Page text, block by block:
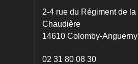
2-4 rue du Régiment de la
Chaudière
14610 Colomby-Anguerny
02 31 80 08 30